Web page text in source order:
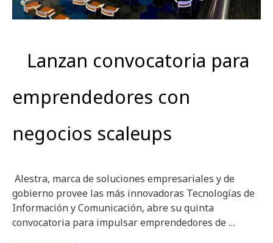
Lanzan convocatoria para
emprendedores con
negocios scaleups
Alestra, marca de soluciones empresariales y de
gobierno provee las más innovadoras Tecnologías de
Información y Comunicación, abre su quinta
convocatoria para impulsar emprendedores de …